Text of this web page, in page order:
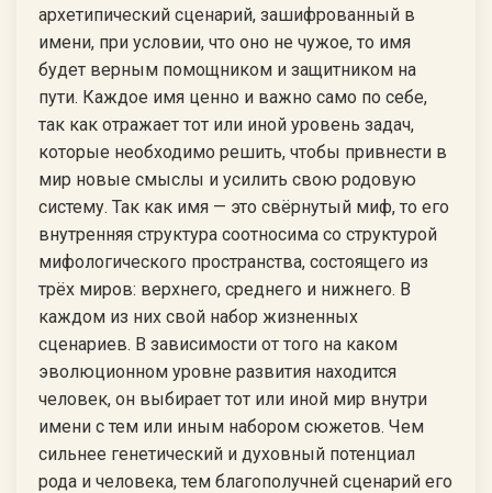
архетипический сценарий, зашифрованный в
имени, при условии, что оно не чужое, то имя
будет верным помощником и защитником на
пути. Каждое имя ценно и важно само по себе,
так как отражает тот или иной уровень задач,
которые необходимо решить, чтобы привнести в
мир новые смыслы и усилить свою родовую
систему. Так как имя — это свёрнутый миф, то его
внутренняя структура соотносима со структурой
мифологического пространства, состоящего из
трёх миров: верхнего, среднего и нижнего. В
каждом из них свой набор жизненных
сценариев. В зависимости от того на каком
эволюционном уровне развития находится
человек, он выбирает тот или иной мир внутри
имени с тем или иным набором сюжетов. Чем
сильнее генетический и духовный потенциал
рода и человека, тем благополучней сценарий его